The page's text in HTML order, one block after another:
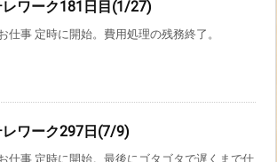
レワーク181日目(1/27)
仕事 定時に開始。費用処理の残務終了。
レワーク297日(7/9)
仕事 定時に開始。最後にゴタゴタで遅くまで仕